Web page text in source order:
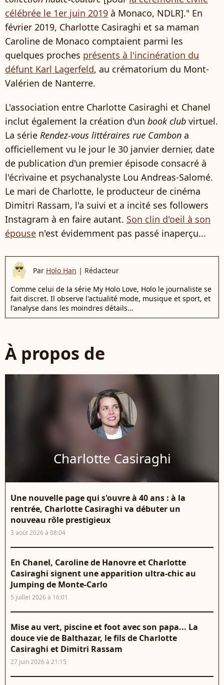
célébrée le 1er juin 2019 à Monaco, NDLR]." En
février 2019, Charlotte Casiraghi et sa maman
Caroline de Monaco comptaient parmi les
quelques proches présents à l'incinération du
défunt Karl Lagerfeld, au crématorium du Mont-
Valérien de Nanterre.
L'association entre Charlotte Casiraghi et Chanel
inclut également la création d'un book club virtuel.
La série Rendez-vous littéraires rue Cambon a
officiellement vu le jour le 30 janvier dernier, date
de publication d'un premier épisode consacré à
l'écrivaine et psychanalyste Lou Andreas-Salomé.
Le mari de Charlotte, le producteur de cinéma
Dimitri Rassam, l'a suivi et a incité ses followers
Instagram à en faire autant. Son clin d'oeil à son
épouse n'est évidemment pas passé inaperçu...
Par Holo Han | Rédacteur
Comme celui de la série My Holo Love, Holo le journaliste se
fait discret. Il observe l'actualité mode, musique et sport, et
l'analyse dans les moindres détails…
À propos de
Charlotte Casiraghi
Une nouvelle page qui s'ouvre à 40 ans : à la
rentrée, Charlotte Casiraghi va débuter un
nouveau rôle prestigieux
3 août 2026 à 08:04
En Chanel, Caroline de Hanovre et Charlotte
Casiraghi signent une apparition ultra-chic au
Jumping de Monte-Carlo
5 juillet 2026 à 16:01
Mise au vert, piscine et foot avec son papa... La
douce vie de Balthazar, le fils de Charlotte
Casiraghi et Dimitri Rassam
27 juin 2026 à 21:15